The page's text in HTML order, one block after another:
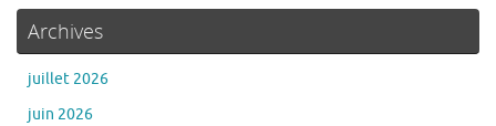
Archives
juillet 2026
juin 2026